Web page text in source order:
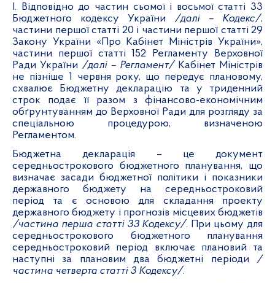
І. Відповідно до частин сьомої і восьмої статті 33
Бюджетного кодексу України /далі – Кодекс/,
частини першої статті 20 і частини першої статті 29
Закону України «Про Кабінет Міністрів України»,
частини першої статті 152 Регламенту Верховної
Ради України /далі – Регламент/Кабінет Міністрів
не пізніше 1 червня року, що передує плановому,
схвалює Бюджетну декларацію та у триденний
строк подає її разом з фінансово-економічним
обґрунтуванням до Верховної Ради для розгляду за
спеціальною процедурою, визначеною
Регламентом.
Бюджетна декларація – це документ
середньострокового бюджетного планування, що
визначає засади бюджетної політики і показники
державного бюджету на середньостроковий
період та є основою для складання проекту
державного бюджету і прогнозів місцевих бюджетів
/частина перша статті 33 Кодексу/. При цьому для
середньострокового бюджетного планування
середньостроковий період включає плановий та
наступні за плановим два бюджетні періоди /
частина четверта статті 3 Кодексу/.